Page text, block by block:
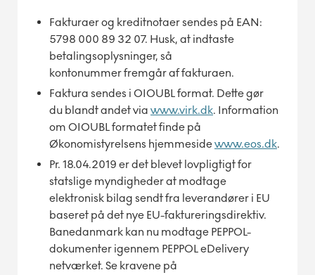
Fakturaer og kreditnotaer sendes på EAN:
5798 000 89 32 07. Husk, at indtaste
betalingsoplysninger, så
kontonummer fremgår af fakturaen.
Faktura sendes i OIOUBL format. Dette gør
du blandt andet via www.virk.dk. Information
om OIOUBL formatet finde på
Økonomistyrelsens hjemmesidewww.eos.dk.
Pr. 18.04.2019 er det blevet lovpligtigt for
statslige myndigheder at modtage
elektronisk bilag sendt fra leverandører i EU
baseret på det nye EU-faktureringsdirektiv.
Banedanmark kan nu modtage PEPPOL-
dokumenter igennem PEPPOL eDelivery
netværket. Se kravene på